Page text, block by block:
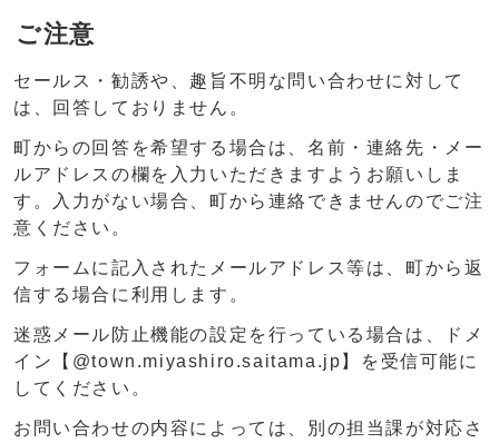
ご注意
セールス・勧誘や、趣旨不明な問い合わせに対して
は、回答しておりません。
町からの回答を希望する場合は、名前・連絡先・メー
ルアドレスの欄を入力いただきますようお願いしま
す。入力がない場合、町から連絡できませんのでご注
意ください。
フォームに記入されたメールアドレス等は、町から返
信する場合に利用します。
迷惑メール防止機能の設定を行っている場合は、ドメ
イン【@town.miyashiro.saitama.jp】を受信可能に
してください。
お問い合わせの内容によっては、別の担当課が対応さ